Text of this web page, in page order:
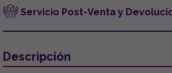
Servicio Post-Venta y
Descripción